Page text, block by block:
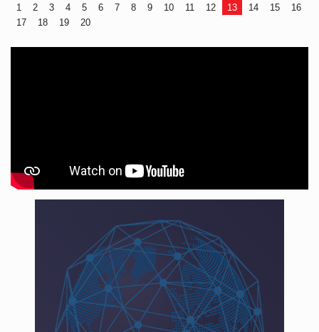
1 2 3 4 5 6 7 8 9 10 11 12 13 14 15
16
17
18 19 20